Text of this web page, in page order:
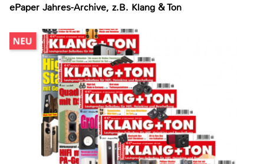
ePaper Jahres-Archive, z.B. Klang & Ton